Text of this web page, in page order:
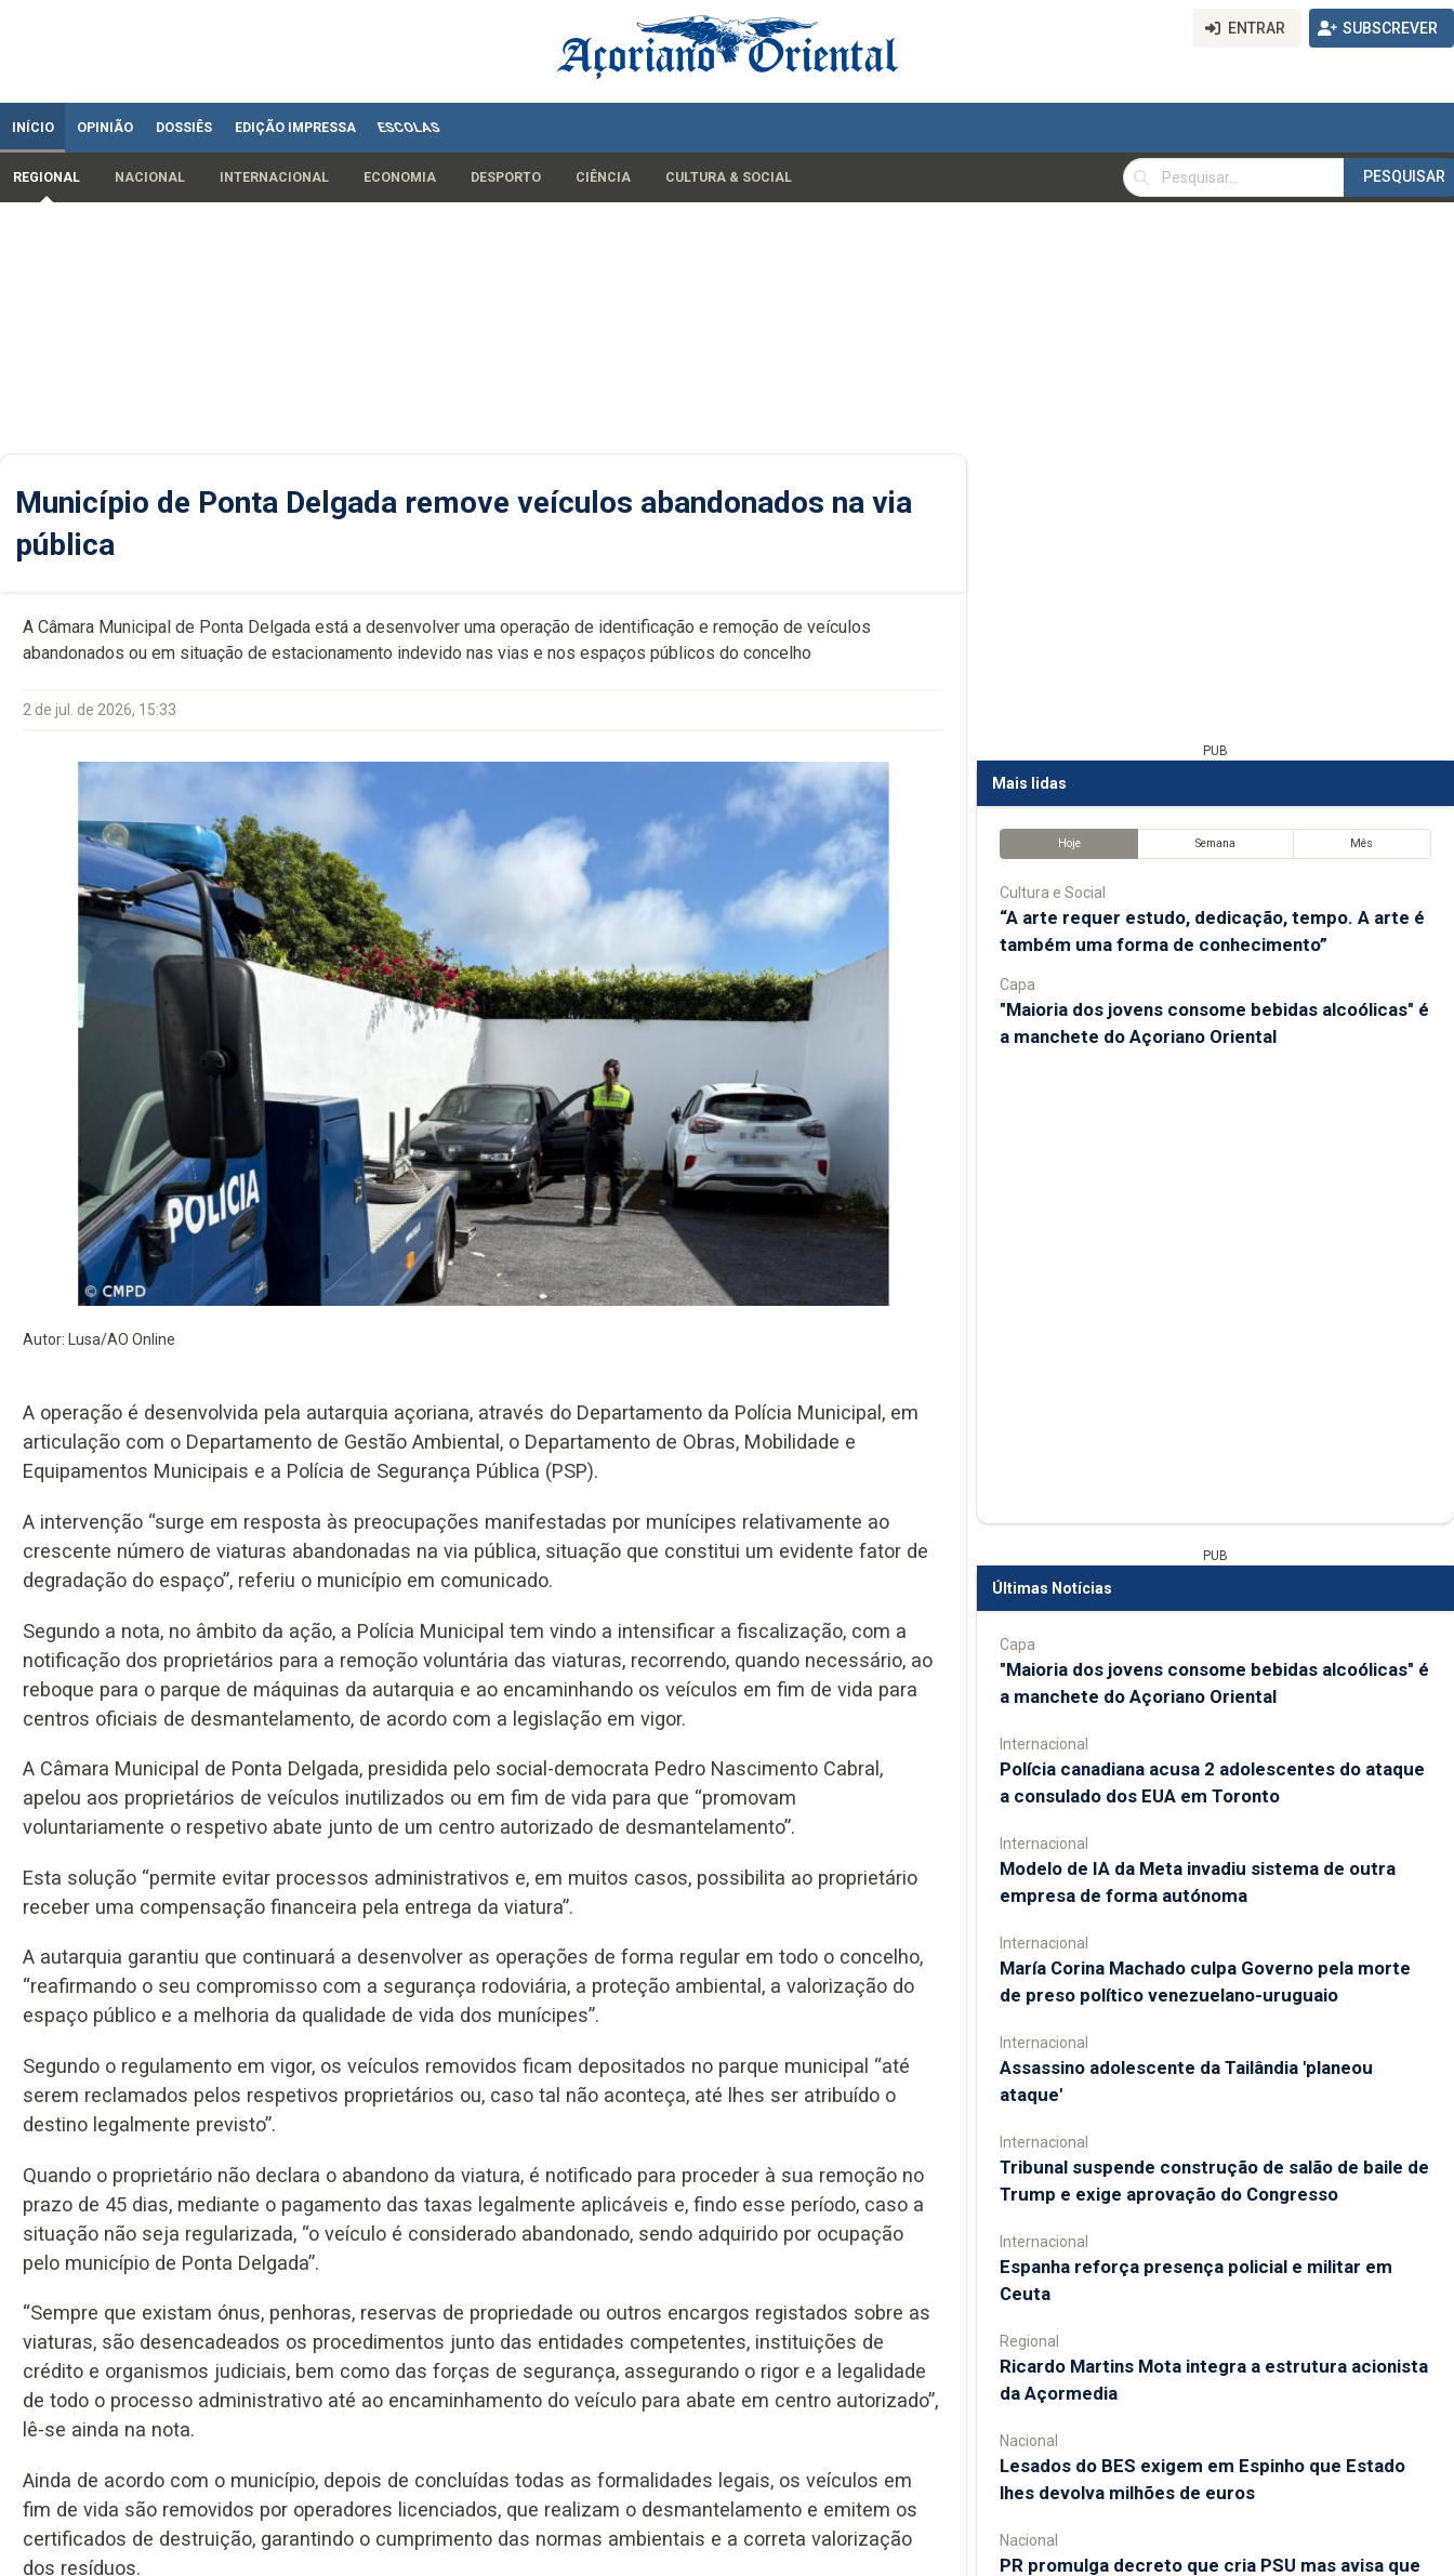
ENTRAR SUBSCREVER
INÍCIO OPINIÃO DOSSIÊS EDIÇÃO IMPRESSA ESCOLAS
REGIONAL NACIONAL INTERNACIONAL ECONOMIA DESPORTO CIÊNCIA CULTURA & SOCIAL
PESQUISAR
PESQUISAR
Município de Ponta Delgada remove veículos abandonados na via
pública
A Câmara Municipal de Ponta Delgada está a desenvolver uma operação de identificação e remoção de veículos
abandonados ou em situação de estacionamento indevido nas vias e nos espaços públicos do concelho
2 de jul. de 2026, 15:33
Autor: Lusa/AO Online
A operação é desenvolvida pela autarquia açoriana, através do Departamento da Polícia Municipal, em
articulação com o Departamento de Gestão Ambiental, o Departamento de Obras, Mobilidade e
Equipamentos Municipais e a Polícia de Segurança Pública (PSP).
A intervenção “surge em resposta às preocupações manifestadas por munícipes relativamente ao
crescente número de viaturas abandonadas na via pública, situação que constitui um evidente fator de
degradação do espaço”, referiu o município em comunicado.
Segundo a nota, no âmbito da ação, a Polícia Municipal tem vindo a intensificar a fiscalização, com a
notificação dos proprietários para a remoção voluntária das viaturas, recorrendo, quando necessário, ao
reboque para o parque de máquinas da autarquia e ao encaminhando os veículos em fim de vida para
centros oficiais de desmantelamento, de acordo com a legislação em vigor.
A Câmara Municipal de Ponta Delgada, presidida pelo social-democrata Pedro Nascimento Cabral,
apelou aos proprietários de veículos inutilizados ou em fim de vida para que “promovam
voluntariamente o respetivo abate junto de um centro autorizado de desmantelamento”.
Esta solução “permite evitar processos administrativos e, em muitos casos, possibilita ao proprietário
receber uma compensação financeira pela entrega da viatura”.
A autarquia garantiu que continuará a desenvolver as operações de forma regular em todo o concelho,
“reafirmando o seu compromisso com a segurança rodoviária, a proteção ambiental, a valorização do
espaço público e a melhoria da qualidade de vida dos munícipes”.
Segundo o regulamento em vigor, os veículos removidos ficam depositados no parque municipal “até
serem reclamados pelos respetivos proprietários ou, caso tal não aconteça, até lhes ser atribuído o
destino legalmente previsto”.
Quando o proprietário não declara o abandono da viatura, é notificado para proceder à sua remoção no
prazo de 45 dias, mediante o pagamento das taxas legalmente aplicáveis e, findo esse período, caso a
situação não seja regularizada, “o veículo é considerado abandonado, sendo adquirido por ocupação
pelo município de Ponta Delgada”.
“Sempre que existam ónus, penhoras, reservas de propriedade ou outros encargos registados sobre as
viaturas, são desencadeados os procedimentos junto das entidades competentes, instituições de
crédito e organismos judiciais, bem como das forças de segurança, assegurando o rigor e a legalidade
de todo o processo administrativo até ao encaminhamento do veículo para abate em centro autorizado”,
lê-se ainda na nota.
Ainda de acordo com o município, depois de concluídas todas as formalidades legais, os veículos em
fim de vida são removidos por operadores licenciados, que realizam o desmantelamento e emitem os
certificados de destruição, garantindo o cumprimento das normas ambientais e a correta valorização
dos resíduos.
PUB
Mais lidas
Hoje Semana Mês
Cultura e Social
“A arte requer estudo, dedicação, tempo. A arte é
também uma forma de conhecimento”
Capa
"Maioria dos jovens consome bebidas alcoólicas" é
a manchete do Açoriano Oriental
PUB
Últimas Notícias
Capa
"Maioria dos jovens consome bebidas alcoólicas" é
a manchete do Açoriano Oriental
Internacional
Polícia canadiana acusa 2 adolescentes do ataque
a consulado dos EUA em Toronto
Internacional
Modelo de IA da Meta invadiu sistema de outra
empresa de forma autónoma
Internacional
María Corina Machado culpa Governo pela morte
de preso político venezuelano-uruguaio
Internacional
Assassino adolescente da Tailândia 'planeou
ataque'
Internacional
Tribunal suspende construção de salão de baile de
Trump e exige aprovação do Congresso
Internacional
Espanha reforça presença policial e militar em
Ceuta
Regional
Ricardo Martins Mota integra a estrutura acionista
da Açormedia
Nacional
Lesados do BES exigem em Espinho que Estado
lhes devolva milhões de euros
Nacional
PR promulga decreto que cria PSU mas avisa que